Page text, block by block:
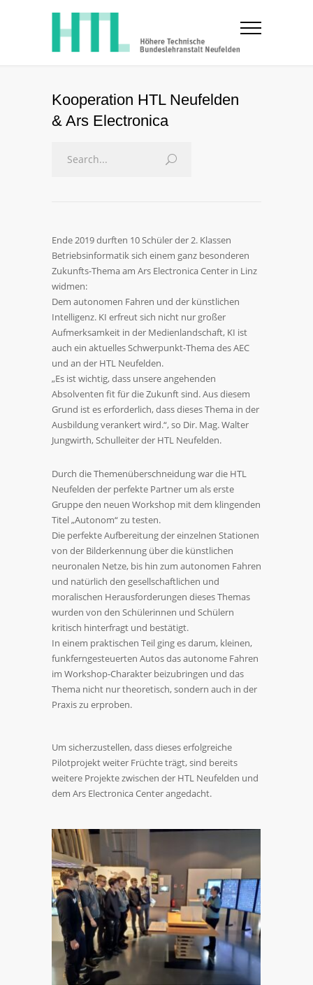
Kooperation HTL Neufelden
& Ars Electronica
Ende 2019 durften 10 Schüler der 2. Klassen
Betriebsinformatik sich einem ganz besonderen
Zukunfts-Thema am Ars Electronica Center in Linz
widmen:
Dem autonomen Fahren und der künstlichen
Intelligenz. KI erfreut sich nicht nur großer
Aufmerksamkeit in der Medienlandschaft, KI ist
auch ein aktuelles Schwerpunkt-Thema des AEC
und an der HTL Neufelden.
„Es ist wichtig, dass unsere angehenden
Absolventen fit für die Zukunft sind. Aus diesem
Grund ist es erforderlich, dass dieses Thema in der
Ausbildung verankert wird.“, so Dir. Mag. Walter
Jungwirth, Schulleiter der HTL Neufelden.
Durch die Themenüberschneidung war die HTL
Neufelden der perfekte Partner um als erste
Gruppe den neuen Workshop mit dem klingenden
Titel „Autonom“ zu testen.
Die perfekte Aufbereitung der einzelnen Stationen
von der Bilderkennung über die künstlichen
neuronalen Netze, bis hin zum autonomen Fahren
und natürlich den gesellschaftlichen und
moralischen Herausforderungen dieses Themas
wurden von den Schülerinnen und Schülern
kritisch hinterfragt und bestätigt.
In einem praktischen Teil ging es darum, kleinen,
funkferngesteuerten Autos das autonome Fahren
im Workshop-Charakter beizubringen und das
Thema nicht nur theoretisch, sondern auch in der
Praxis zu erproben.
Um sicherzustellen, dass dieses erfolgreiche
Pilotprojekt weiter Früchte trägt, sind bereits
weitere Projekte zwischen der HTL Neufelden und
dem Ars Electronica Center angedacht.